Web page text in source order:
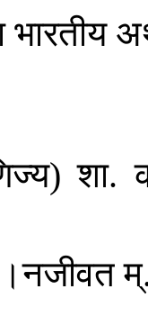
भारतीय
)शा.
।नजीवतम्